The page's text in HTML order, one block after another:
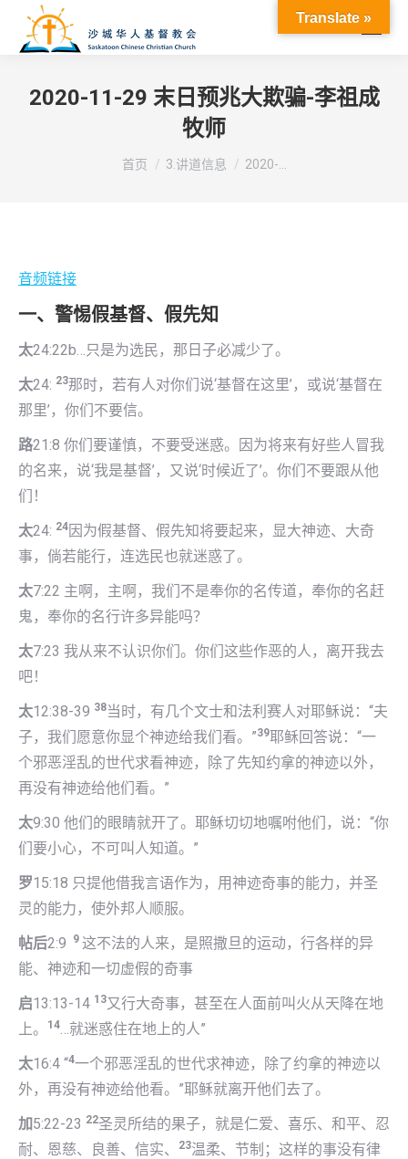
2020-11-29 末日预兆大欺骗-李祖成
牧师
您在这里：
首页 3.讲道信息 2020-…
音频链接
一、警惕假基督、假先知
太24:22b…只是为选民，那日子必减少了。
太24: 23那时，若有人对你们说‘基督在这里’，或说‘基督在
那里’，你们不要信。
路21:8 你们要谨慎，不要受迷惑。因为将来有好些人冒我
的名来，说‘我是基督’，又说‘时候近了’。你们不要跟从他
们！
太24: 24因为假基督、假先知将要起来，显大神迹、大奇
事，倘若能行，连选民也就迷惑了。
太7:22 主啊，主啊，我们不是奉你的名传道，奉你的名赶
鬼，奉你的名行许多异能吗？
太7:23 我从来不认识你们。你们这些作恶的人，离开我去
吧！
太12:38-39 38当时，有几个文士和法利赛人对耶稣说：“夫
子，我们愿意你显个神迹给我们看。”39耶稣回答说：“一
个邪恶淫乱的世代求看神迹，除了先知约拿的神迹以外，
再没有神迹给他们看。”
太9:30 他们的眼睛就开了。耶稣切切地嘱咐他们，说：“你
们要小心，不可叫人知道。”
罗15:18 只提他借我言语作为，用神迹奇事的能力，并圣
灵的能力，使外邦人顺服。
帖后2:9 9 这不法的人来，是照撒旦的运动，行各样的异
能、神迹和一切虚假的奇事
启13:13-14 13又行大奇事，甚至在人面前叫火从天降在地
上。
14…就迷惑住在地上的人”
太16:4 “4一个邪恶淫乱的世代求神迹，除了约拿的神迹以
外，再没有神迹给他看。”耶稣就离开他们去了。
加5:22-23 22圣灵所结的果子，就是仁爱、喜乐、和平、忍
耐、恩慈、良善、信实、
23温柔、节制；这样的事没有律
Translate »